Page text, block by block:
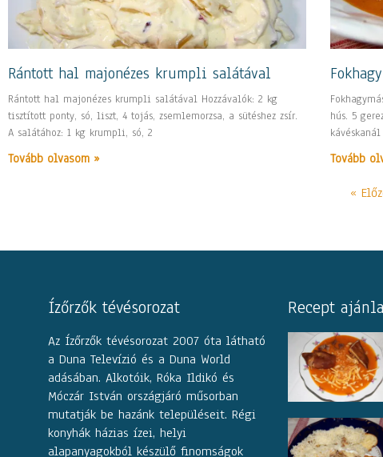
Rántott hal majonézes krumpli salátával
Rántott hal majonézes krumpli salátával Hozzávalók: 2 kg
tisztított ponty, só, liszt, 4 tojás, zsemlemorzsa, a sütéshez zsír.
A salátához: 1 kg krumpli, só, 2
Tovább olvasom »
hús. 5
Tovább
«
Ízőrzők tévésorozat
Az Ízőrzők tévésorozat 2007 óta látható
a Duna Televízió és a Duna World
adásában. Alkotóik, Róka Ildikó és
Móczár István országjáró műsorban
mutatják be hazánk településeit. Régi
konyhák házias ízei, helyi
alapanyagokból készülő finomságok
Recept